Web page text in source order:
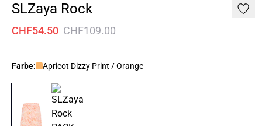
SLZaya Rock
CHF54.50 CHF109.00
Farbe: Apricot Dizzy Print / Orange